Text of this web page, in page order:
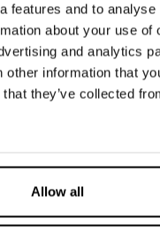
features and to analyse
about your use of
and analytics
information that
they’ve collected
Allow all